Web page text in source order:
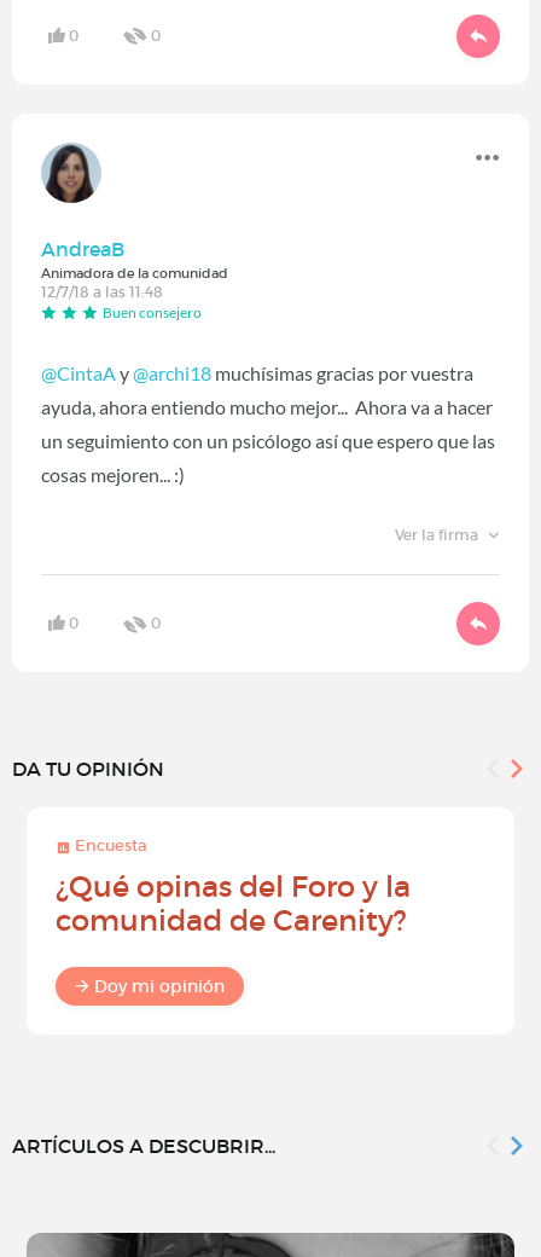
0 0
AndreaB
Animadora de la comunidad
12/7/18 a las 11:48
Buen consejero
@CintaA‍ y@archi18 ‍ muchísimas gracias por vuestra
ayuda, ahora entiendo mucho mejor... Ahora va a hacer
un seguimiento con un psicólogo así que espero que las
cosas mejoren... :)
Ver la firma
0 0
DA TU OPINIÓN
Encuesta
¿Qué opinas del Foro y la
comunidad de Carenity?
Doy mi opinión
ARTÍCULOS A DESCUBRIR...